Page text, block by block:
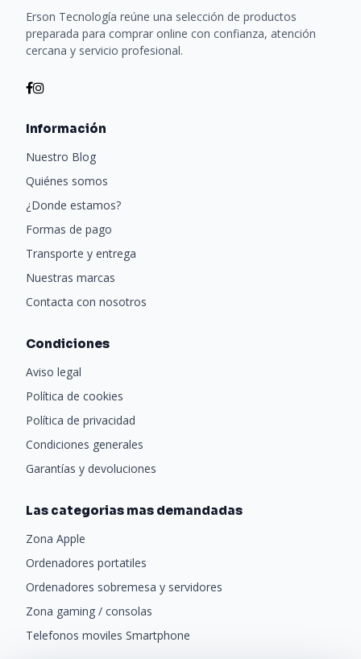
Erson Tecnología reúne una selección de productos
preparada para comprar online con confianza, atención
cercana y servicio profesional.
Información
Nuestro Blog
Quiénes somos
¿Donde estamos?
Formas de pago
Transporte y entrega
Nuestras marcas
Contacta con nosotros
Condiciones
Aviso legal
Política de cookies
Política de privacidad
Condiciones generales
Garantías y devoluciones
Las categorias mas demandadas
Zona Apple
Ordenadores portatiles
Ordenadores sobremesa y servidores
Zona gaming / consolas
Telefonos moviles Smartphone